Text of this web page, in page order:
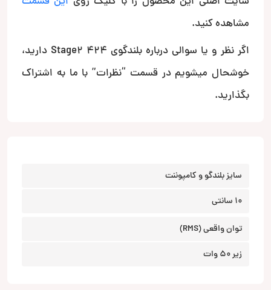
مشاهده کنید.
اگر نظر و یا سوالی درباره بلندگوی Stage2 424 دارید،
خوشحال میشویم در قسمت “نظرات” با ما به اشتراک
بگذارید.
سایز بلندگو و کامپوننت
10 سانتی
توان واقعی (RMS)
زیر 50 وات